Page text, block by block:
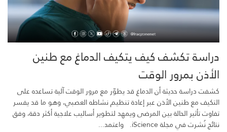
دراسة تكشف كيف يتكيف الدماغ مع طنين
الأذن بمرور الوقت
كشفت دراسة حديثة أن الدماغ قد يطوّر مع مرور الوقت آلية تساعده على
التكيف مع طنين الأذن عبر إعادة تنظيم نشاطه العصبي، وهو ما قد يفسر
تفاوت تأثير الحالة بين المرضى ويمهد لتطوير أساليب علاجية أكثر دقة، وفق
نتائج نُشرت في مجلة iScience. واعتمد...